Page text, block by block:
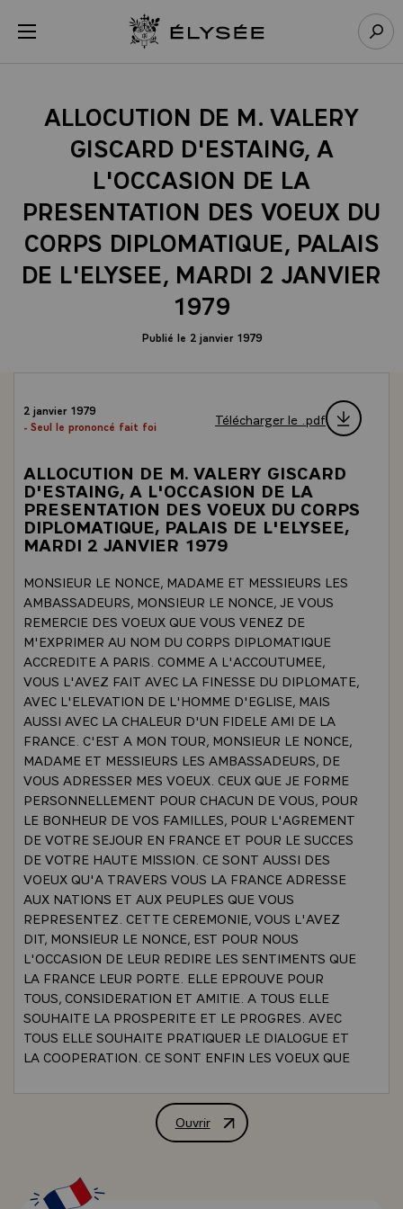
menu Retour à l’accueil Élysée
ALLOCUTION DE M. VALERY
GISCARD D'ESTAING, A
L'OCCASION DE LA
PRESENTATION DES VOEUX DU
CORPS DIPLOMATIQUE, PALAIS
DE L'ELYSEE, MARDI 2 JANVIER
1979
Publié le 2 janvier 1979
2 janvier 1979
- Seul le prononcé fait foi
Télécharger le .pdf
ALLOCUTION DE M. VALERY GISCARD
D'ESTAING, A L'OCCASION DE LA
PRESENTATION DES VOEUX DU CORPS
DIPLOMATIQUE, PALAIS DE L'ELYSEE,
MARDI 2 JANVIER 1979
MONSIEUR LE NONCE, MADAME ET MESSIEURS LES
AMBASSADEURS, MONSIEUR LE NONCE, JE VOUS
REMERCIE DES VOEUX QUE VOUS VENEZ DE
M'EXPRIMER AU NOM DU CORPS DIPLOMATIQUE
ACCREDITE A PARIS. COMME A L'ACCOUTUMEE,
VOUS L'AVEZ FAIT AVEC LA FINESSE DU DIPLOMATE,
AVEC L'ELEVATION DE L'HOMME D'EGLISE, MAIS
AUSSI AVEC LA CHALEUR D'UN FIDELE AMI DE LA
FRANCE. C'EST A MON TOUR, MONSIEUR LE NONCE,
MADAME ET MESSIEURS LES AMBASSADEURS, DE
VOUS ADRESSER MES VOEUX. CEUX QUE JE FORME
PERSONNELLEMENT POUR CHACUN DE VOUS, POUR
LE BONHEUR DE VOS FAMILLES, POUR L'AGREMENT
DE VOTRE SEJOUR EN FRANCE ET POUR LE SUCCES
DE VOTRE HAUTE MISSION. CE SONT AUSSI DES
VOEUX QU'A TRAVERS VOUS LA FRANCE ADRESSE
AUX NATIONS ET AUX PEUPLES QUE VOUS
REPRESENTEZ. CETTE CEREMONIE, VOUS L'AVEZ
DIT, MONSIEUR LE NONCE, EST POUR NOUS
L'OCCASION DE LEUR REDIRE LES SENTIMENTS QUE
LA FRANCE LEUR PORTE. ELLE EPROUVE POUR
TOUS, CONSIDERATION ET AMITIE. A TOUS ELLE
SOUHAITE LA PROSPERITE ET LE PROGRES. AVEC
TOUS ELLE SOUHAITE PRATIQUER LE DIALOGUE ET
LA COOPERATION. CE SONT ENFIN LES VOEUX QUE
FOIS LA SOLIDARITE, L'UNITE ET LA DIVERSITE
PAIX. JE NE PUIS LE PRONONCER, MONSIEUR LE
NONCE, SANS EVOQUER L'ELOQUENT MESSAGE QUE
Ouvrir
ALLOCUTION DE M. VALERY
Panneau de gestion des cookies